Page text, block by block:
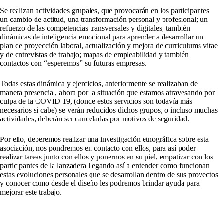
Se realizan actividades grupales, que provocarán en los participantes
un cambio de actitud, una transformación personal y profesional; un
refuerzo de las competencias transversales y digitales, también
dinámicas de inteligencia emocional para aprender a desarrollar un
plan de proyección laboral, actualización y mejora de curriculums vitae
y de entrevistas de trabajo; mapas de empleabilidad y también
contactos con “esperemos” su futuras empresas.
Todas estas dinámica y ejercicios, anteriormente se realizaban de
manera presencial, ahora por la situación que estamos atravesando por
culpa de la COVID 19, (donde estos servicios son todavía más
necesarios si cabe) se verán reducidos dichos grupos, o incluso muchas
actividades, deberán ser canceladas por motivos de seguridad.
Por ello, deberemos realizar una investigación etnográfica sobre esta
asociación, nos pondremos en contacto con ellos, para así poder
realizar tareas junto con ellos y ponernos en su piel, empatizar con los
participantes de la lanzadera llegando así a entender como funcionan
estas evoluciones personales que se desarrollan dentro de sus proyectos
y conocer como desde el diseño les podremos brindar ayuda para
mejorar este trabajo.